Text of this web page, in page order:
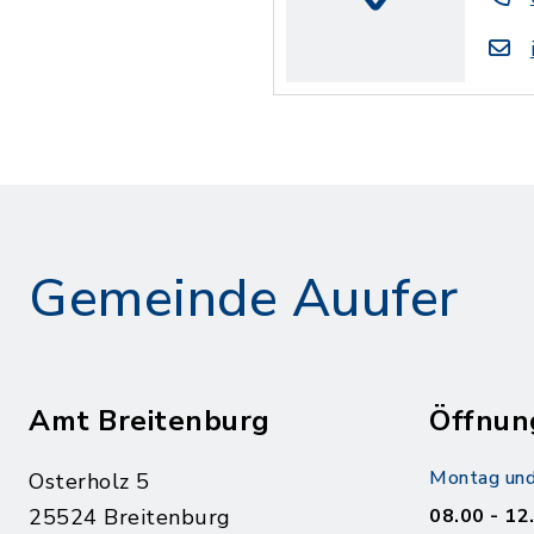
Gemeinde Auufer
Amt Breitenburg
Osterholz 5
25524 Breitenburg
Montag
08.00 -